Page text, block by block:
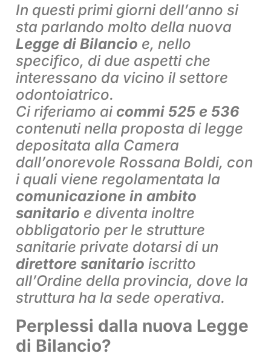
In questi primi giorni dell’anno si
sta parlando molto della nuova
Legge di Bilancio e, nello
specifico, di due aspetti che
interessano da vicino il settore
odontoiatrico.
Ci riferiamo ai commi 525 e 536
contenuti nella proposta di legge
depositata alla Camera
dall’onorevole Rossana Boldi, con
i quali viene regolamentata la
comunicazione in ambito
sanitario e diventa inoltre
obbligatorio per le strutture
sanitarie private dotarsi di un
direttore sanitario iscritto
all’Ordine della provincia, dove la
struttura ha la sede operativa.
Perplessi dalla nuova Legge
di Bilancio?